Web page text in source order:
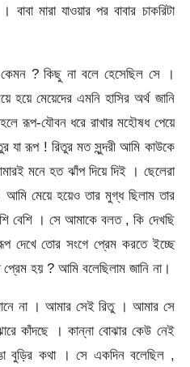
মারা যাওয়ার পর বাবার চাকরিটা
? কিছু না বলে হেসেছিল সে ।
হয়ে মেয়েদের এমনি হাসির অর্থ জানি
রূপ-যৌবন ধরে রাখার মহৌষধ পেয়ে
যা রূপ ! রিতুর মত সুন্দরী আমি কাউকে
মনে হত ঝাঁপ দিয়ে দিই । ছেলেরা
মেয়ে হয়েও তার মুগ্ধ ছিলাম তার
বেশি । সে আমাকে বলত , কি দেখছি
তোর সংগে প্রেম করতে ইচ্ছে
হয় ? আমি বলেছিলাম জানি না।
না । আমার সেই রিতু । আমার সে
কাঁদছে । কান্না বোঝার কেউ নেই
বুড়ির কথা । সে একদিন বলেছিল ,